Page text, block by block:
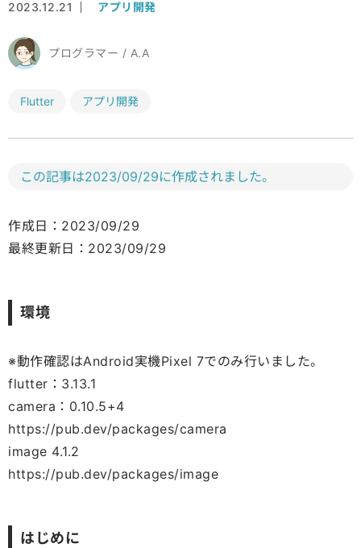
2023.12.21 アプリ開発
プログラマー / A.A
Flutter アプリ開発
この記事は2023/09/29に作成されました。
作成日：2023/09/29
最終更新日：2023/09/29
環境
※動作確認はAndroid実機Pixel 7でのみ行いました。
flutter：3.13.1
camera：0.10.5+4
https://pub.dev/packages/camera
image 4.1.2
https://pub.dev/packages/image
はじめに